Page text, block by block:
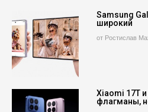
Samsung
широкий
от Ростислав
Xiaomi 17T
флагманы,